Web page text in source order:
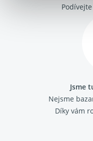
Jsme
Nejsme
Díky vám